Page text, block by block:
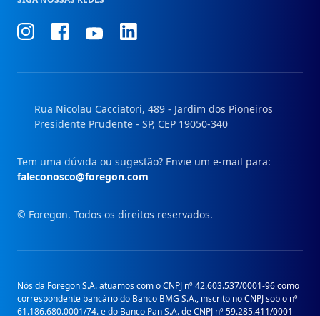
ConheçaConheçaConheçaConheça
Rua Nicolau Cacciatori, 489 - Jardim dos Pioneiros
Presidente Prudente - SP, CEP 19050-340
Tem uma dúvida ou sugestão? Envie um e-mail para:
faleconosco@foregon.com
© Foregon. Todos os direitos reservados.
Nós da Foregon S.A. atuamos com o CNPJ nº 42.603.537/0001-96 como
correspondente bancário do Banco BMG S.A., inscrito no CNPJ sob o nº
61.186.680.0001/74. e do Banco Pan S.A. de CNPJ nº 59.285.411/0001-